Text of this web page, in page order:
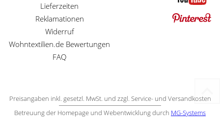
Lieferzeiten
Reklamationen
Widerruf
Wohntextilien.de Bewertungen
FAQ
Preisangaben inkl. gesetzl. MwSt. und zzgl. Service- und Versandkosten
Betreuung der Homepage und Webentwicklung durch MG-Systems